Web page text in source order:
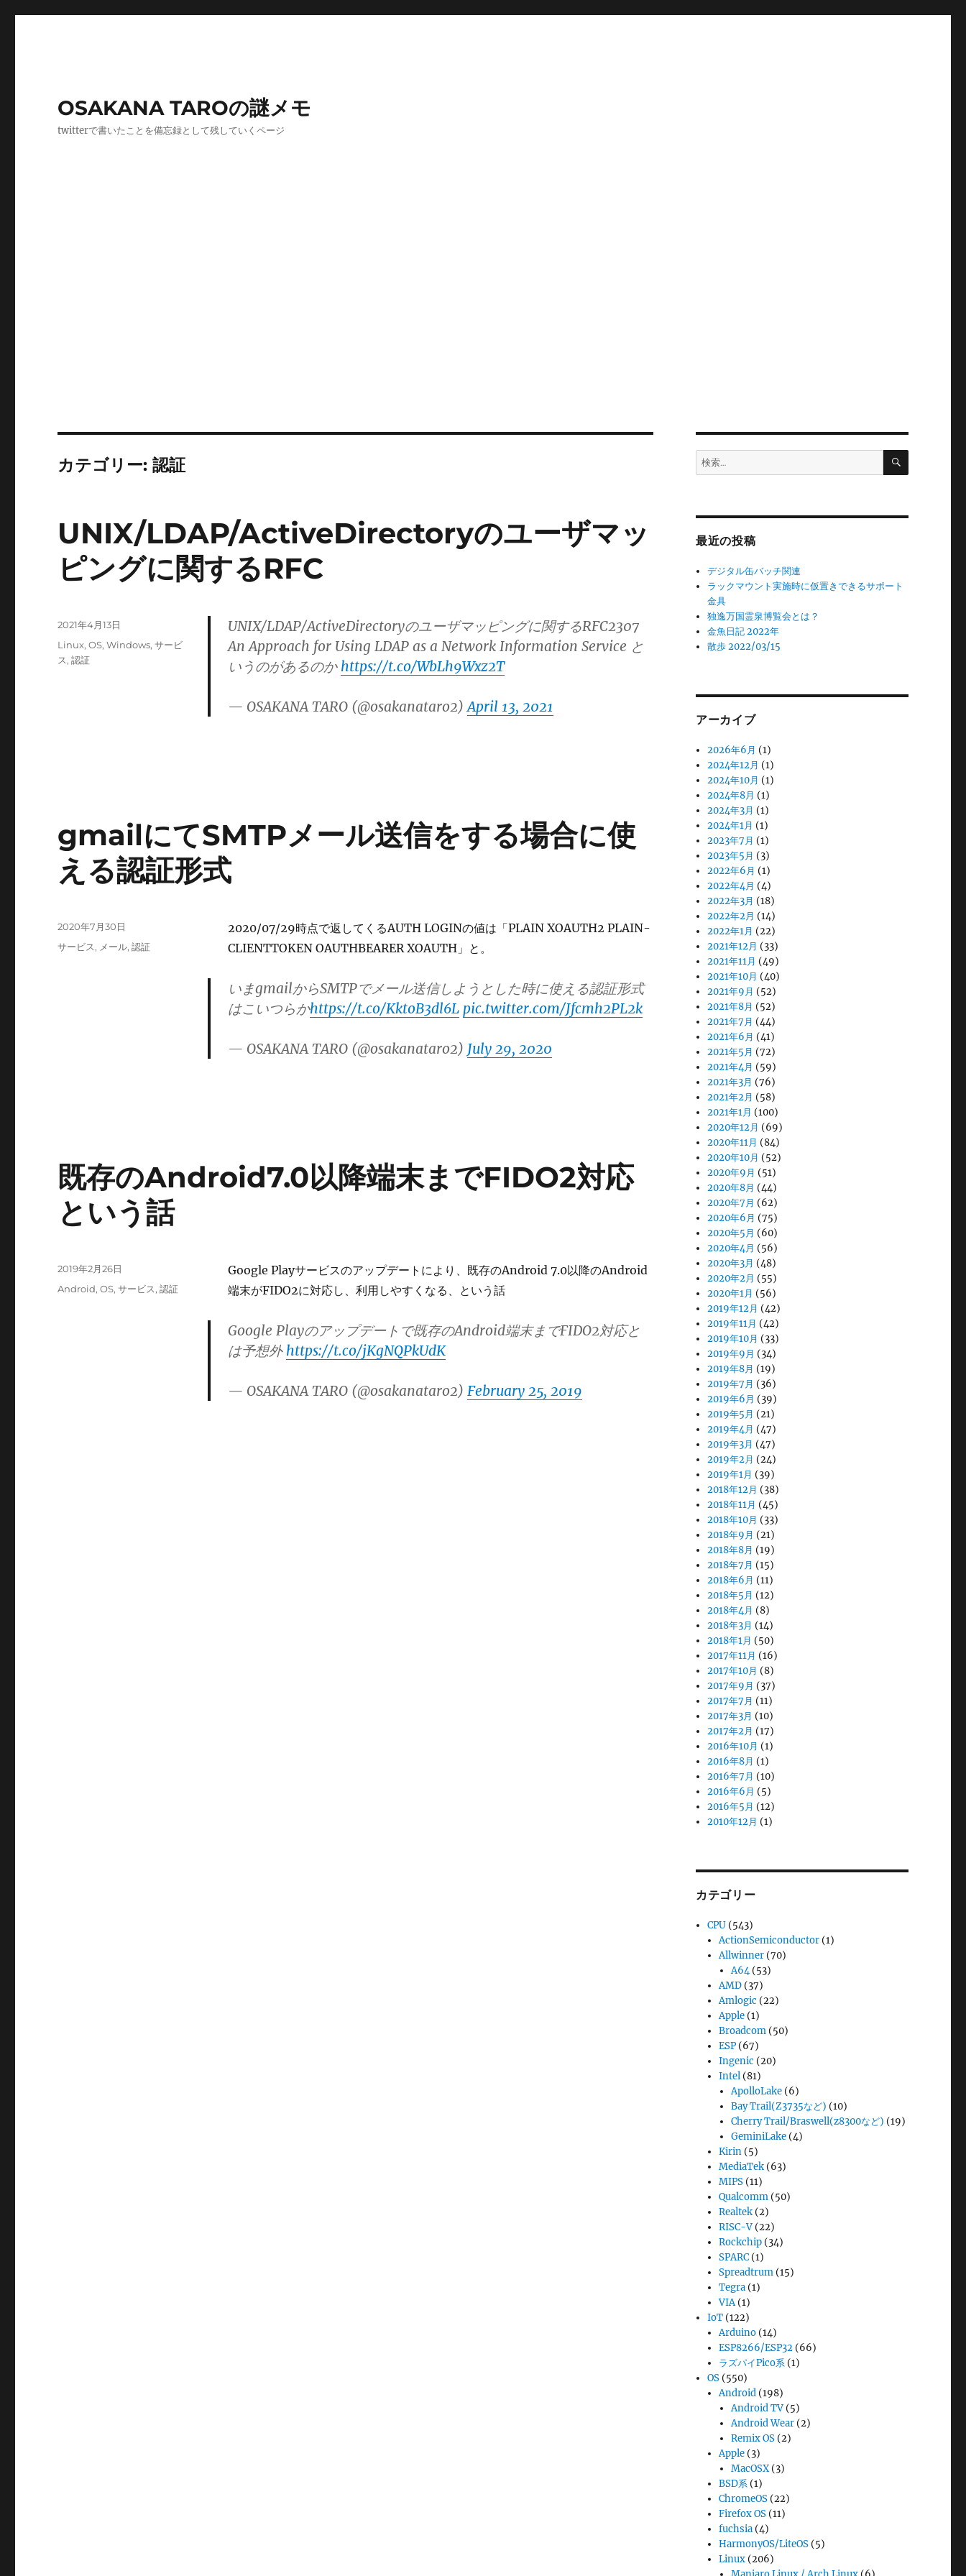
OSAKANA TAROの謎メモ
twitterで書いたことを備忘録として残していくページ
カテゴリー:認証
UNIX/LDAP/ActiveDirectoryのユーザマッ
ピングに関するRFC
UNIX/LDAP/ActiveDirectoryのユーザマッピングに関するRFC2307
An Approach for Using LDAP as a Network Information Service と
いうのがあるのか https://t.co/WbLh9Wxz2T
— OSAKANA TARO (@osakanataro2)April 13, 2021
投
稿
2021年4月13日
カ
テ
Linux,OS,Windows,サービ
ス,認証
gmailにてSMTPメール送信をする場合に使
える認証形式
2020/07/29時点で返してくるAUTH LOGINの値は「PLAIN XOAUTH2 PLAIN-
CLIENTTOKEN OAUTHBEARER XOAUTH」と。
いまgmailからSMTPでメール送信しようとした時に使える認証形式
はこいつらかhttps://t.co/KktoB3dl6L pic.twitter.com/Jfcmh2PL2k
— OSAKANA TARO (@osakanataro2) July 29, 2020
投
稿
2020年7月30日
カ
サービス, メール,認証
既存のAndroid7.0以降端末までFIDO2対応
という話
Google Playサービスのアップデートにより、既存のAndroid 7.0以降のAndroid
端末がFIDO2に対応し、利用しやすくなる、という話
Google Playのアップデートで既存のAndroid端末までFIDO2対応と
は予想外 https://t.co/jKgNQPkUdK
— OSAKANA TARO (@osakanataro2) February 25, 2019
投
2019年2月26日
カ
Android,OS,サービス,認証
検
索:
検
最近の投稿
デジタル缶バッチ関連
ラックマウント実施時に仮置きできるサポート
金具
独逸万国霊泉博覧会とは？
金魚日記 2022年
散歩 2022/03/15
アーカイブ
2026年6月 (1)
2024年12月 (1)
2024年10月 (1)
2024年8月 (1)
2024年3月 (1)
2024年1月 (1)
2023年7月 (1)
2023年5月 (3)
2022年6月 (1)
2022年4月 (4)
2022年3月 (18)
2022年2月 (14)
2022年1月 (22)
2021年12月 (33)
2021年11月 (49)
2021年10月 (40)
2021年9月 (52)
2021年8月 (52)
2021年7月 (44)
2021年6月 (41)
2021年5月 (72)
2021年4月 (59)
2021年3月 (76)
2021年2月 (58)
2021年1月 (100)
2020年12月 (69)
2020年11月 (84)
2020年10月 (52)
2020年9月 (51)
2020年8月 (44)
2020年7月 (62)
2020年6月 (75)
2020年5月 (60)
2020年4月 (56)
2020年3月 (48)
2020年2月 (55)
2020年1月 (56)
2019年12月 (42)
2019年11月 (42)
2019年10月 (33)
2019年9月 (34)
2019年8月 (19)
2019年7月 (36)
2019年6月 (39)
2019年5月 (21)
2019年4月 (47)
2019年3月 (47)
2019年2月 (24)
2019年1月 (39)
2018年12月 (38)
2018年11月 (45)
2018年10月 (33)
2018年9月 (21)
2018年8月 (19)
2018年7月 (15)
2018年6月 (11)
2018年5月 (12)
2018年4月 (8)
2018年3月 (14)
2018年1月 (50)
2017年11月 (16)
2017年10月 (8)
2017年9月 (37)
2017年7月 (11)
2017年3月 (10)
2017年2月 (17)
2016年10月 (1)
2016年8月 (1)
2016年7月 (10)
2016年6月 (5)
2016年5月 (12)
2010年12月 (1)
カテゴリー
CPU (543)
ActionSemiconductor (1)
Allwinner (70)
A64(53)
AMD (37)
Amlogic (22)
Apple (1)
Broadcom (50)
ESP (67)
Ingenic (20)
Intel (81)
ApolloLake(6)
Bay Trail(Z3735など) (10)
Cherry Trail/Braswell(z8300など) (19)
GeminiLake(4)
Kirin (5)
MediaTek (63)
MIPS (11)
Qualcomm (50)
Realtek (2)
RISC-V (22)
Rockchip (34)
SPARC (1)
Spreadtrum (15)
Tegra (1)
VIA(1)
IoT (122)
Arduino (14)
ESP8266/ESP32 (66)
ラズパイPico系 (1)
OS (550)
Android (198)
Android TV(5)
Android Wear(2)
Remix OS(2)
Apple (3)
MacOSX(3)
BSD系 (1)
ChromeOS (22)
Firefox OS (11)
fuchsia (4)
HarmonyOS/LiteOS (5)
Linux (206)